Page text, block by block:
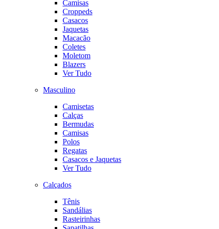
Camisas
Croppeds
Casacos
Jaquetas
Macacão
Coletes
Moletom
Blazers
Ver Tudo
Masculino
Camisetas
Calças
Bermudas
Camisas
Polos
Regatas
Casacos e Jaquetas
Ver Tudo
Calçados
Tênis
Sandálias
Rasteirinhas